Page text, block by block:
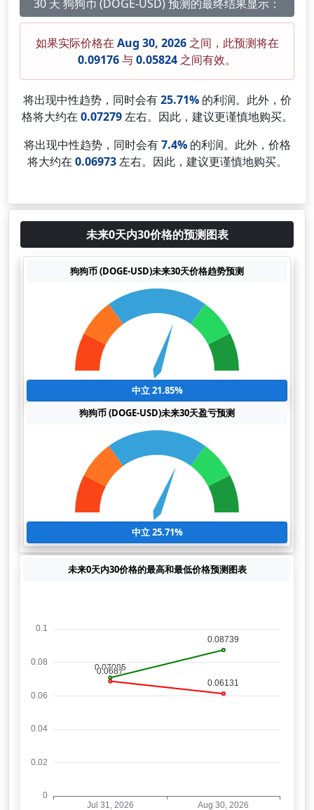
30 天 狗狗币 (DOGE-USD) 预测的最终结果显示：
如果实际价格在 Aug 30, 2026之间，此预测将在
0.09176与0.05824 之间有效。
将出现中性趋势，同时会有25.71%的利润。此外，价
格将大约在 0.07279左右。因此，建议更谨慎地购买。
将出现中性趋势，同时会有7.4%的利润。此外，价格
将大约在 0.06973左右。因此，建议更谨慎地购买。
未来0天内30价格的预测图表
狗狗币 (DOGE-USD)未来30天价格趋势预测
中立 21.85%
狗狗币 (DOGE-USD)未来30天盈亏预测
中立 25.71%
未来0天内30价格的最高和最低价格预测图表